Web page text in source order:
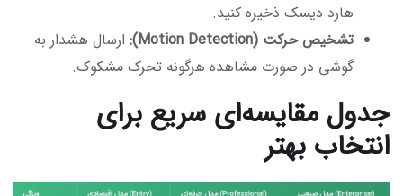
هارد دیسک ذخیره کنید.
تشخیص حرکت (Motion Detection):
ارسال هشدار به
گوشی در صورت مشاهده هرگونه تحرک مشکوک.
جدول مقایسه‌ای سریع برای
انتخاب بهتر